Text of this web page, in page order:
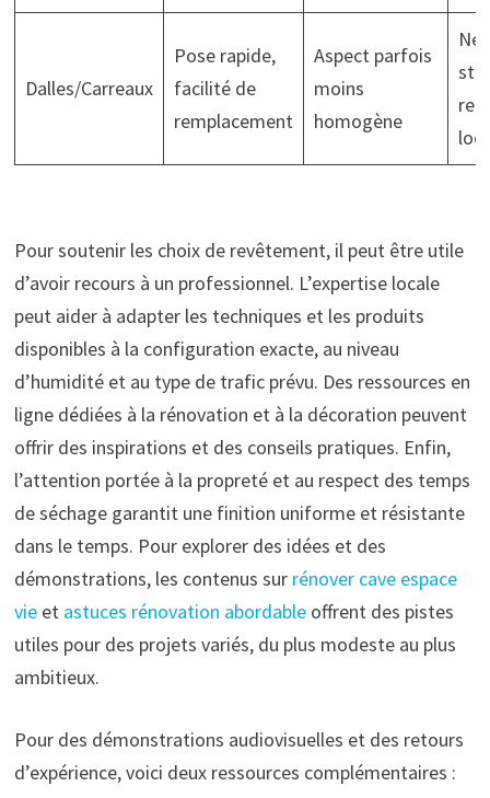
Dalles/Carreaux
Pose rapide,
facilité de
remplacement
Aspect parfois
moins
homogène
Pour soutenir les choix de revêtement, il peut être utile
d’avoir recours à un professionnel. L’expertise locale
peut aider à adapter les techniques et les produits
disponibles à la configuration exacte, au niveau
d’humidité et au type de trafic prévu. Des ressources en
ligne dédiées à la rénovation et à la décoration peuvent
offrir des inspirations et des conseils pratiques. Enfin,
l’attention portée à la propreté et au respect des temps
de séchage garantit une finition uniforme et résistante
dans le temps. Pour explorer des idées et des
démonstrations, les contenus sur rénover cave espace
vieet astuces rénovation abordableoffrent des pistes
utiles pour des projets variés, du plus modeste au plus
ambitieux.
Pour des démonstrations audiovisuelles et des retours
d’expérience, voici deux ressources complémentaires :